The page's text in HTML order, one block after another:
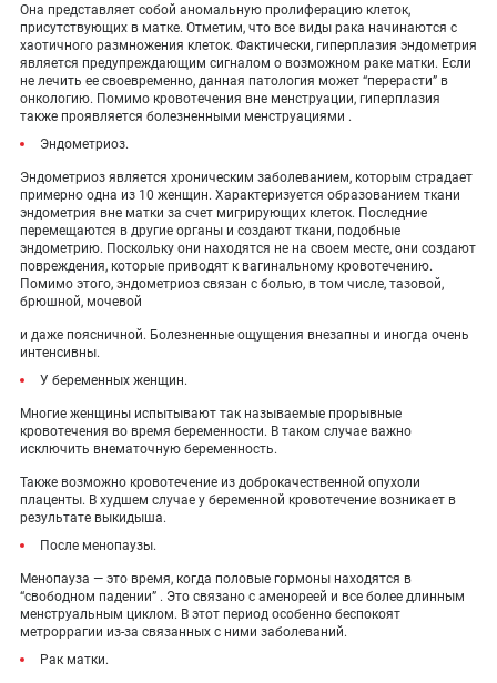
Она представляет собой аномальную пролиферацию клеток,
присутствующих в матке. Отметим, что все виды рака начинаются с
хаотичного размножения клеток. Фактически, гиперплазия эндометрия
является предупреждающим сигналом о возможном раке матки. Если
не лечить ее своевременно, данная патология может “перерасти” в
онкологию. Помимо кровотечения вне менструации, гиперплазия
также проявляется болезненными менструациями .
Эндометриоз.
Эндометриоз является хроническим заболеванием, которым страдает
примерно одна из 10 женщин. Характеризуется образованием ткани
эндометрия вне матки за счет мигрирующих клеток. Последние
перемещаются в другие органы и создают ткани, подобные
эндометрию. Поскольку они находятся не на своем месте, они создают
повреждения, которые приводят к вагинальному кровотечению.
Помимо этого, эндометриоз связан с болью, в том числе, тазовой,
брюшной, мочевой
и даже поясничной. Болезненные ощущения внезапны и иногда очень
интенсивны.
У беременных женщин.
Многие женщины испытывают так называемые прорывные
кровотечения во время беременности. В таком случае важно
исключить внематочную беременность.
Также возможно кровотечение из доброкачественной опухоли
плаценты. В худшем случае у беременной кровотечение возникает в
результате выкидыша.
После менопаузы.
Менопауза — это время, когда половые гормоны находятся в
“свободном падении” . Это связано с аменореей и все более длинным
менструальным циклом. В этот период особенно беспокоят
метроррагии из-за связанных с ними заболеваний.
Рак матки.